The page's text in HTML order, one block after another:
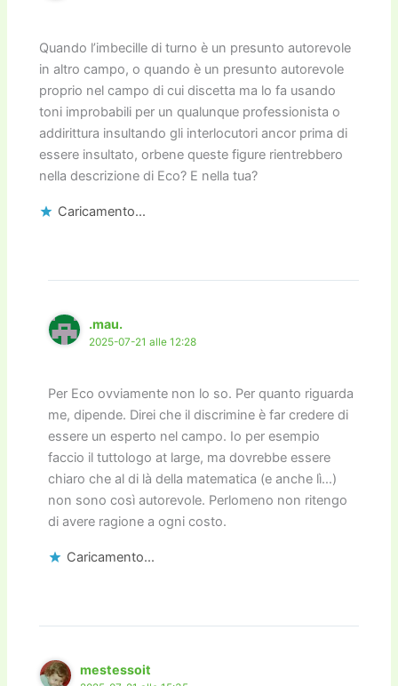
Quando l’imbecille di turno è un presunto autorevole
in altro campo, o quando è un presunto autorevole
proprio nel campo di cui discetta ma lo fa usando
toni improbabili per un qualunque professionista o
addirittura insultando gli interlocutori ancor prima di
essere insultato, orbene queste figure rientrebbero
nella descrizione di Eco? E nella tua?
Caricamento...
.mau.
2025-07-21 alle 12:28
Per Eco ovviamente non lo so. Per quanto riguarda
me, dipende. Direi che il discrimine è far credere di
essere un esperto nel campo. Io per esempio
faccio il tuttologo at large, ma dovrebbe essere
chiaro che al di là della matematica (e anche lì…)
non sono così autorevole. Perlomeno non ritengo
di avere ragione a ogni costo.
Caricamento...
mestessoit